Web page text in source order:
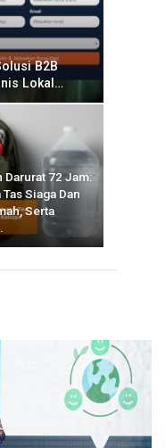
B2B
Lokal…
Darurat 72 Jam:
Siaga Dan
Serta